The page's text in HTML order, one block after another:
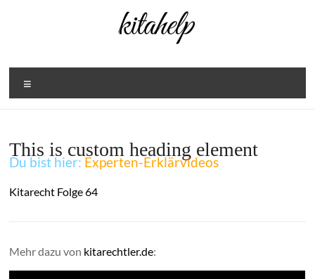
This is custom heading element
Du bist hier: Experten-Erklärvideos
Kitarecht Folge 64
Mehr dazu von kitarechtler.de: